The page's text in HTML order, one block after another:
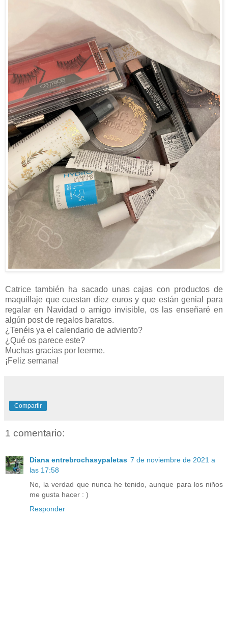
Catrice también ha sacado unas cajas con productos de
maquillaje que cuestan diez euros y que están genial para
regalar en Navidad o amigo invisible, os las enseñaré en
algún post de regalos baratos.
¿Tenéis ya el calendario de adviento?
¿Qué os parece este?
Muchas gracias por leerme.
¡Feliz semana!
Compartir
1 comentario:
Diana entrebrochasypaletas 7 de noviembre de 2021 a
las 17:58
No, la verdad que nunca he tenido, aunque para los niños
me gusta hacer : )
Responder